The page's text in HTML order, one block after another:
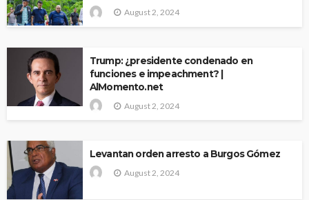
August 2, 2024
Trump: ¿presidente condenado en
funciones e impeachment? |
AlMomento.net
August 2, 2024
Levantan orden arresto a Burgos Gómez
August 2, 2024